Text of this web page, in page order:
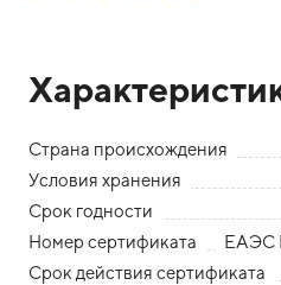
Страна происхождения
Условия хранения
Срок годности
Номер сертификата
ЕАЭС
Срок действия сертификата